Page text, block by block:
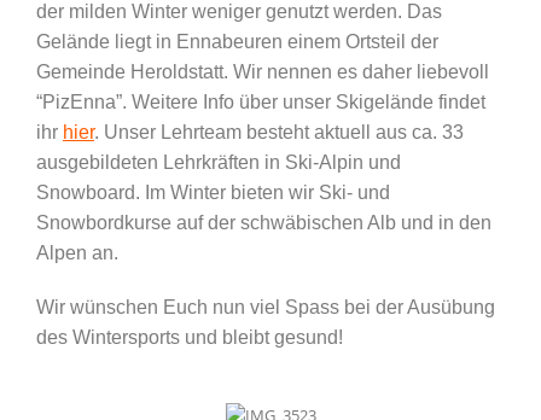
der milden Winter weniger genutzt werden. Das
Gelände liegt in Ennabeuren einem Ortsteil der
Gemeinde Heroldstatt. Wir nennen es daher liebevoll
“PizEnna”. Weitere Info über unser Skigelände findet
ihr hier. Unser Lehrteam besteht aktuell aus ca. 33
ausgebildeten Lehrkräften in Ski-Alpin und
Snowboard. Im Winter bieten wir Ski- und
Snowbordkurse auf der schwäbischen Alb und in den
Alpen an.
Wir wünschen Euch nun viel Spass bei der Ausübung
des Wintersports und bleibt gesund!